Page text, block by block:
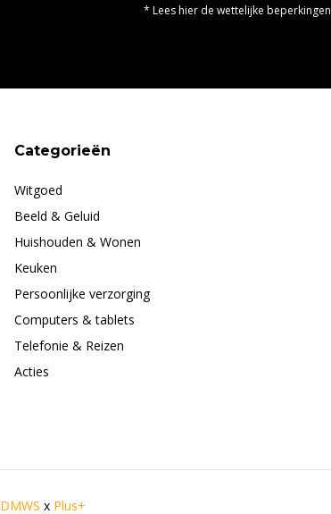
* Lees hier de wettelijke beperkingen
Categorieën
Witgoed
Beeld & Geluid
Huishouden & Wonen
Keuken
Persoonlijke verzorging
Computers & tablets
Telefonie & Reizen
Acties
DMWS x Plus+